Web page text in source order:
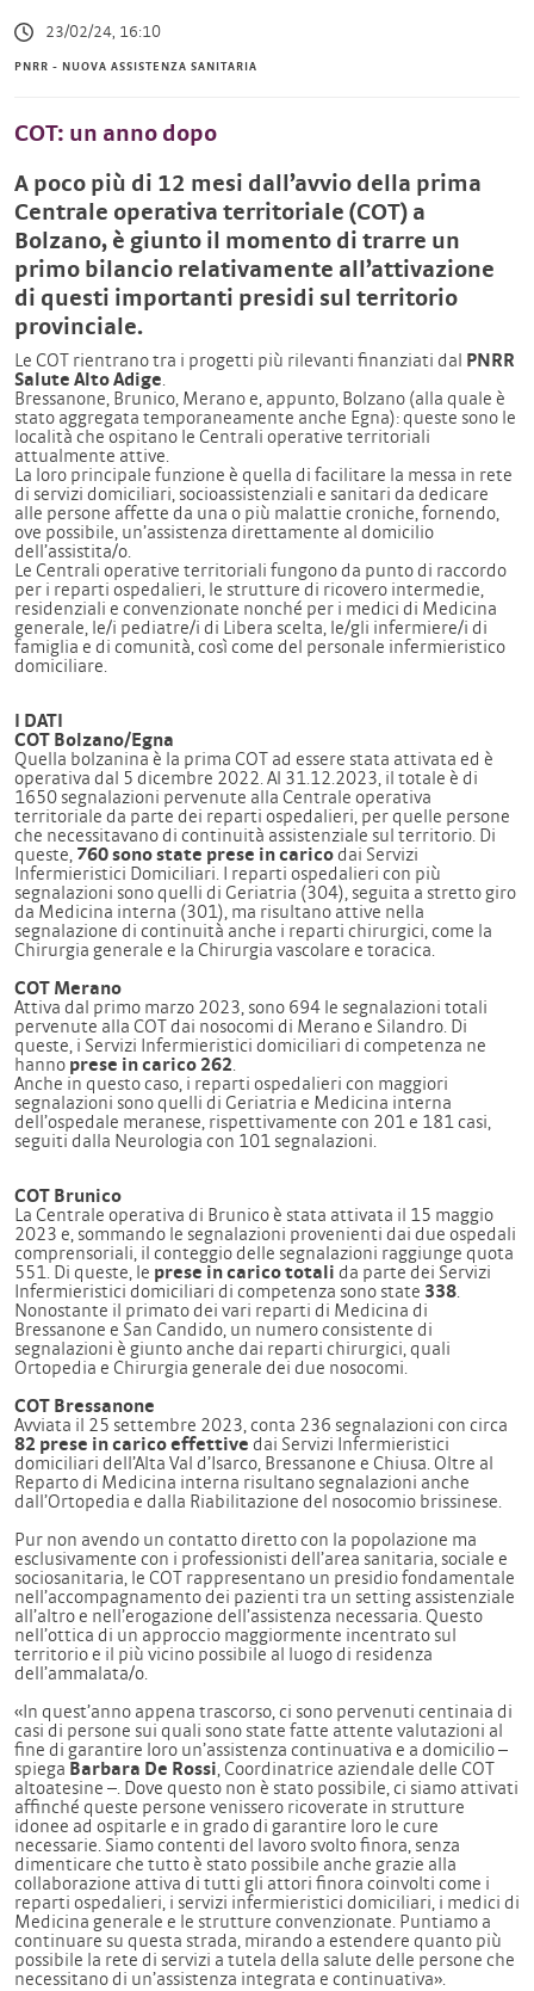
23/02/24, 16:10
PNRR - NUOVA ASSISTENZA SANITARIA
COT: un anno dopo
A poco più di 12 mesi dall’avvio della prima
Centrale operativa territoriale (COT) a
Bolzano, è giunto il momento di trarre un
primo bilancio relativamente all’attivazione
di questi importanti presidi sul territorio
provinciale.
Le COT rientrano tra i progetti più rilevanti finanziati dal
PNRR
Salute Alto Adige.
Bressanone, Brunico, Merano e, appunto, Bolzano (alla quale è
stato aggregata temporaneamente anche Egna): queste sono le
località che ospitano le Centrali operative territoriali
attualmente attive.
La loro principale funzione è quella di facilitare la messa in rete
di servizi domiciliari, socioassistenziali e sanitari da dedicare
alle persone affette da una o più malattie croniche, fornendo,
ove possibile, un’assistenza direttamente al domicilio
dell’assistita/o.
Le Centrali operative territoriali fungono da punto di raccordo
per i reparti ospedalieri, le strutture di ricovero intermedie,
residenziali e convenzionate nonché per i medici di Medicina
generale, le/i pediatre/i di Libera scelta, le/gli infermiere/i di
famiglia e di comunità, così come del personale infermieristico
domiciliare.
I DATI
COT Bolzano/Egna
Quella bolzanina è la prima COT ad essere stata attivata ed è
operativa dal 5 dicembre 2022. Al 31.12.2023, il totale è di
1650 segnalazioni pervenute alla Centrale operativa
territoriale da parte dei reparti ospedalieri, per quelle persone
che necessitavano di continuità assistenziale sul territorio. Di
queste, 760 sono state prese in caricodai Servizi
Infermieristici Domiciliari. I reparti ospedalieri con più
segnalazioni sono quelli di Geriatria (304), seguita a stretto giro
da Medicina interna (301), ma risultano attive nella
segnalazione di continuità anche i reparti chirurgici, come la
Chirurgia generale e la Chirurgia vascolare e toracica.
COT Merano
Attiva dal primo marzo 2023, sono 694 le segnalazioni totali
pervenute alla COT dai nosocomi di Merano e Silandro. Di
queste, i Servizi Infermieristici domiciliari di competenza ne
hanno prese in carico 262.
Anche in questo caso, i reparti ospedalieri con maggiori
segnalazioni sono quelli di Geriatria e Medicina interna
dell’ospedale meranese, rispettivamente con 201 e 181 casi,
seguiti dalla Neurologia con 101 segnalazioni.
COT Brunico
La Centrale operativa di Brunico è stata attivata il 15 maggio
2023 e, sommando le segnalazioni provenienti dai due ospedali
comprensoriali, il conteggio delle segnalazioni raggiunge quota
551. Di queste, le prese in carico totali da parte dei Servizi
Infermieristici domiciliari di competenza sono state 338.
Nonostante il primato dei vari reparti di Medicina di
Bressanone e San Candido, un numero consistente di
segnalazioni è giunto anche dai reparti chirurgici, quali
Ortopedia e Chirurgia generale dei due nosocomi.
COT Bressanone
Avviata il 25 settembre 2023, conta 236 segnalazioni con circa
82 prese in carico effettive dai Servizi Infermieristici
domiciliari dell’Alta Val d’Isarco, Bressanone e Chiusa. Oltre al
Reparto di Medicina interna risultano segnalazioni anche
dall’Ortopedia e dalla Riabilitazione del nosocomio brissinese.
Pur non avendo un contatto diretto con la popolazione ma
esclusivamente con i professionisti dell’area sanitaria, sociale e
sociosanitaria, le COT rappresentano un presidio fondamentale
nell’accompagnamento dei pazienti tra un setting assistenziale
all’altro e nell’erogazione dell’assistenza necessaria. Questo
nell’ottica di un approccio maggiormente incentrato sul
territorio e il più vicino possibile al luogo di residenza
dell’ammalata/o.
«In quest’anno appena trascorso, ci sono pervenuti centinaia di
casi di persone sui quali sono state fatte attente valutazioni al
fine di garantire loro un’assistenza continuativa e a domicilio –
spiega Barbara De Rossi, Coordinatrice aziendale delle COT
altoatesine –. Dove questo non è stato possibile, ci siamo attivati
affinché queste persone venissero ricoverate in strutture
idonee ad ospitarle e in grado di garantire loro le cure
necessarie. Siamo contenti del lavoro svolto finora, senza
dimenticare che tutto è stato possibile anche grazie alla
collaborazione attiva di tutti gli attori finora coinvolti come i
reparti ospedalieri, i servizi infermieristici domiciliari, i medici di
Medicina generale e le strutture convenzionate. Puntiamo a
continuare su questa strada, mirando a estendere quanto più
possibile la rete di servizi a tutela della salute delle persone che
necessitano di un’assistenza integrata e continuativa».